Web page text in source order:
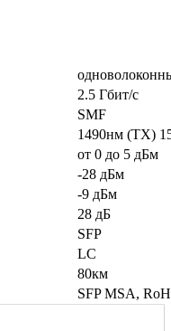
2.5 Гбит/с
SMF
1490нм (TX)
от 0 до 5 дБм
-28 дБм
-9 дБм
28 дБ
SFP
LC
80км
SFP MSA,